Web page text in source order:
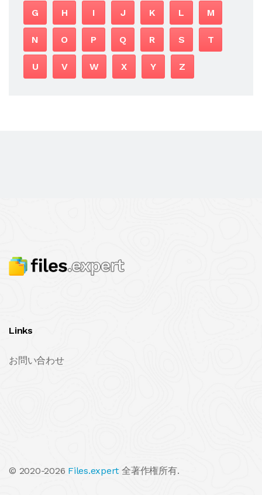
G H I J K L M
N O P Q R S T
U V W X Y Z
Links
お問い合わせ
© 2020-2026 Files.expert 全著作権所有.